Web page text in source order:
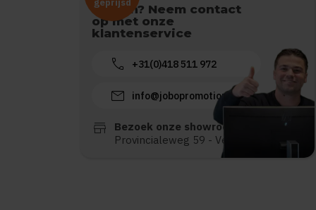
Vragen? Neem contact
op met onze
klantenservice
call +31(0)418 511 972
mail info@jobopromotions.nl
store
Bezoek onze showroom:
Provincialeweg 59 - Velddriel